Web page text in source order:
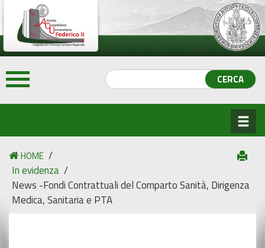
HOME /
In evidenza /
News -Fondi Contrattuali del Comparto Sanità, Dirigenza
Medica, Sanitaria e PTA